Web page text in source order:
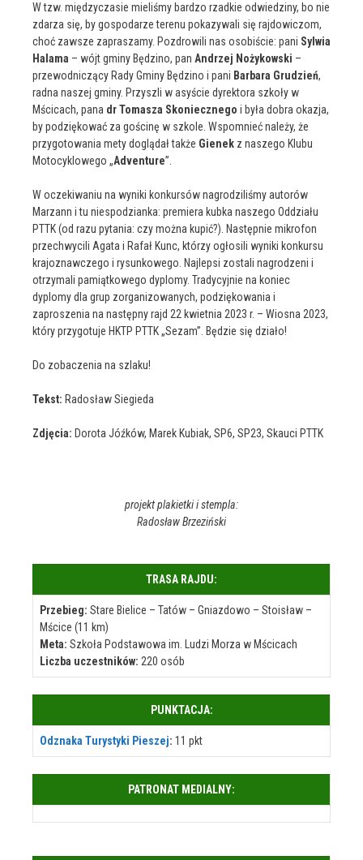
W tzw. międzyczasie mieliśmy bardzo rzadkie odwiedziny, bo nie
zdarza się, by gospodarze terenu pokazywali się rajdowiczom,
choć zawsze zapraszamy. Pozdrowili nas osobiście: pani Sylwia
Halama – wójt gminy Będzino, pan Andrzej Nożykowski –
przewodniczący Rady Gminy Będzino i pani Barbara Grudzień,
radna naszej gminy. Przyszli w asyście dyrektora szkoły w
Mścicach, pana dr Tomasza Skoniecznego i była dobra okazja,
by podziękować za gościnę w szkole. Wspomnieć należy, że
przygotowania mety doglądał także Gienek z naszego Klubu
Motocyklowego „Adventure”.
W oczekiwaniu na wyniki konkursów nagrodziliśmy autorów
Marzann i tu niespodzianka: premiera kubka naszego Oddziału
PTTK (od razu pytania: czy można kupić?). Następnie mikrofon
przechwycili Agata i Rafał Kunc, którzy ogłosili wyniki konkursu
krajoznawczego i rysunkowego. Najlepsi zostali nagrodzeni i
otrzymali pamiątkowego dyplomy. Tradycyjnie na koniec
dyplomy dla grup zorganizowanych, podziękowania i
zaproszenia na następny rajd 22 kwietnia 2023 r. – Wiosna 2023,
który przygotuje HKTP PTTK „Sezam”. Będzie się działo!
Do zobaczenia na szlaku!
Tekst: Radosław Siegieda
Zdjęcia: Dorota Jóźków, Marek Kubiak, SP6, SP23, Skauci PTTK
projekt plakietki i stempla:
Radosław Brzeziński
TRASA RAJDU:
Przebieg: Stare Bielice – Tatów – Gniazdowo – Stoisław –
Mścice (11 km)
Meta: Szkoła Podstawowa im. Ludzi Morza w Mścicach
Liczba uczestników: 220 osób
PUNKTACJA:
Odznaka Turystyki Pieszej: 11 pkt
PATRONAT MEDIALNY: